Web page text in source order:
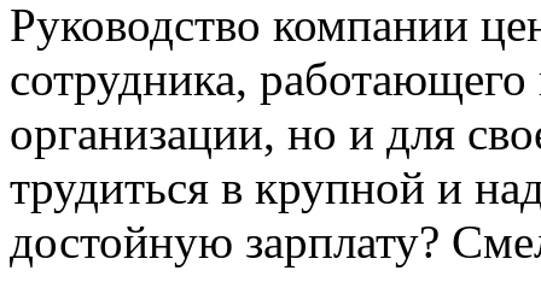
Руководство компании
сотрудника,
организации, но и для
трудиться в крупной и
достойную зарплату?